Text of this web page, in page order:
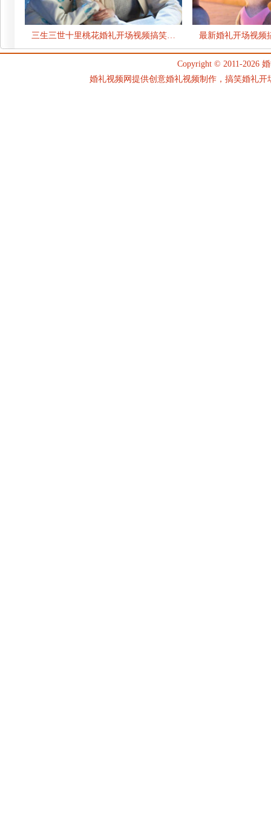
三生三世十里桃花婚礼开场视频搞笑… 最新婚礼开场视
Copyright © 2011-2026
婚礼视频网提供创意婚礼视频制作，搞笑婚礼